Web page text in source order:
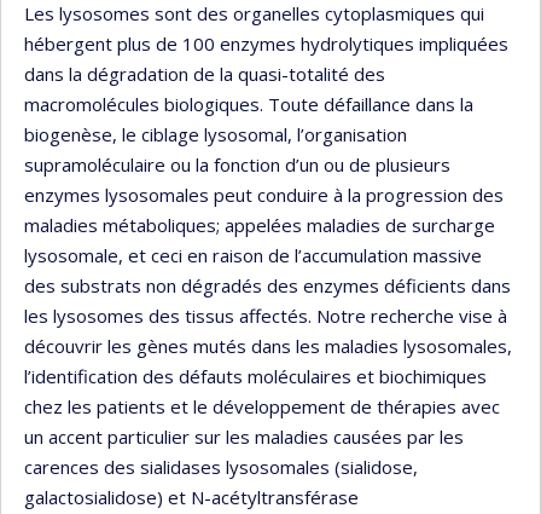
Les lysosomes sont des organelles cytoplasmiques qui
hébergent plus de 100 enzymes hydrolytiques impliquées
dans la dégradation de la quasi-totalité des
macromolécules biologiques. Toute défaillance dans la
biogenèse, le ciblage lysosomal, l’organisation
supramoléculaire ou la fonction d’un ou de plusieurs
enzymes lysosomales peut conduire à la progression des
maladies métaboliques; appelées maladies de surcharge
lysosomale, et ceci en raison de l’accumulation massive
des substrats non dégradés des enzymes déficients dans
les lysosomes des tissus affectés. Notre recherche vise à
découvrir les gènes mutés dans les maladies lysosomales,
l’identification des défauts moléculaires et biochimiques
chez les patients et le développement de thérapies avec
un accent particulier sur les maladies causées par les
carences des sialidases lysosomales (sialidose,
galactosialidose) et N-acétyltransférase